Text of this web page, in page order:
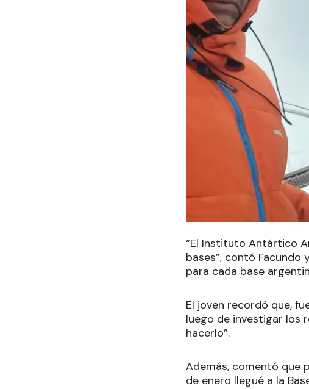
“El Instituto Antártico
bases”, contó
para cada base
El joven recordó que,
luego de investigar los
hacerlo”.
Además, comentó que
de enero llegué a la